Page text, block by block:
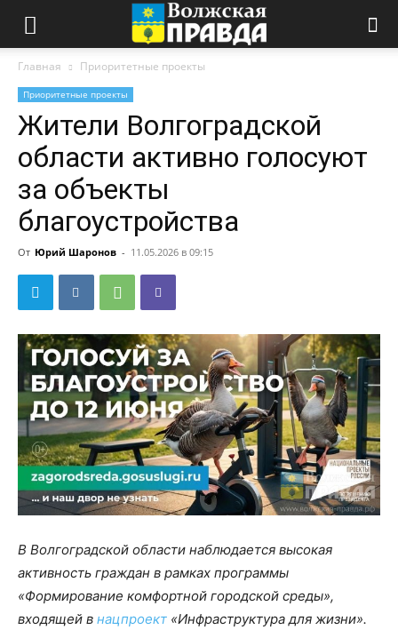
Главная Приоритетные проекты
Приоритетные проекты
Жители Волгоградской
области активно голосуют
за объекты
благоустройства
От Юрий Шаронов - 11.05.2026 в 09:15
В Волгоградской области наблюдается высокая
активность граждан в рамках программы
«Формирование комфортной городской среды»,
входящей в нацпроект «Инфраструктура для жизни».